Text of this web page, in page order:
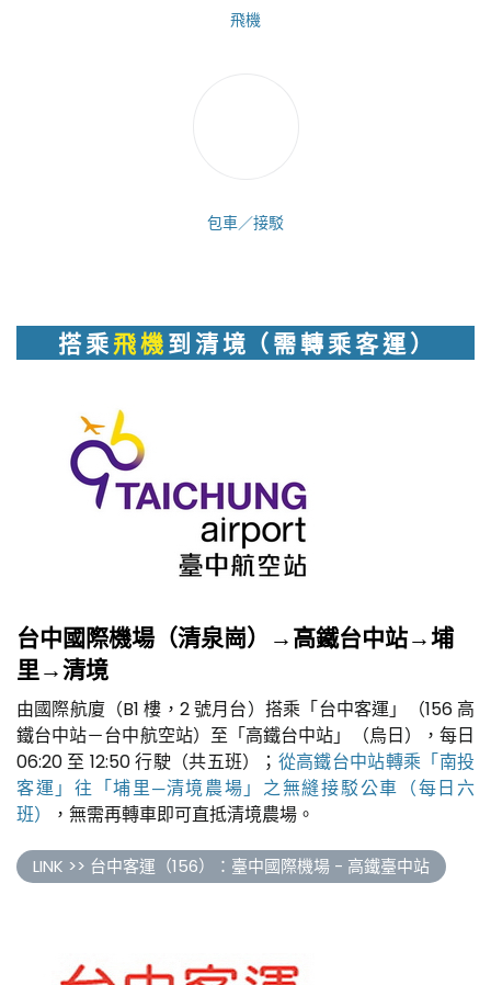
飛機
包車／接駁
搭 乘飛 機到 清 境（ 需 轉 乘 客 運 ）
台中國際機場（清泉崗）→高鐵台中站→埔
里→清境
由國際航廈（B1 樓，2 號月台）搭乘「台中客運」（156 高
鐵台中站－台中航空站）至「高鐵台中站」（烏日），每日
06:20 至 12:50 行駛（共五班）； 從高鐵台中站轉乘「南投
客運」往「埔里─清境農場」之無縫接駁公車（每日六
班）
，無需再轉車即可直抵清境農場。
LINK >> 台中客運（156）：臺中國際機場 - 高鐵臺中站